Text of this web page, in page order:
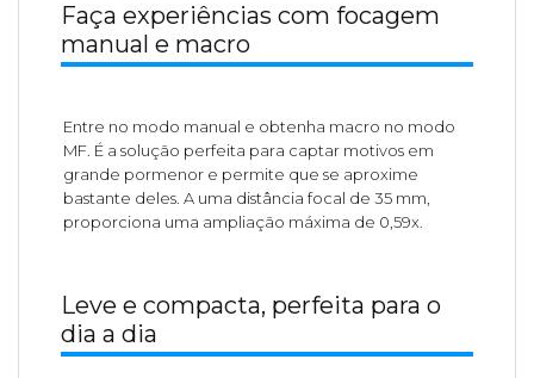
Faça experiências com focagem
manual e macro
Entre no modo manual e obtenha macro no modo
MF. É a solução perfeita para captar motivos em
grande pormenor e permite que se aproxime
bastante deles. A uma distância focal de 35 mm,
proporciona uma ampliação máxima de 0,59x.
Leve e compacta, perfeita para o
dia a dia